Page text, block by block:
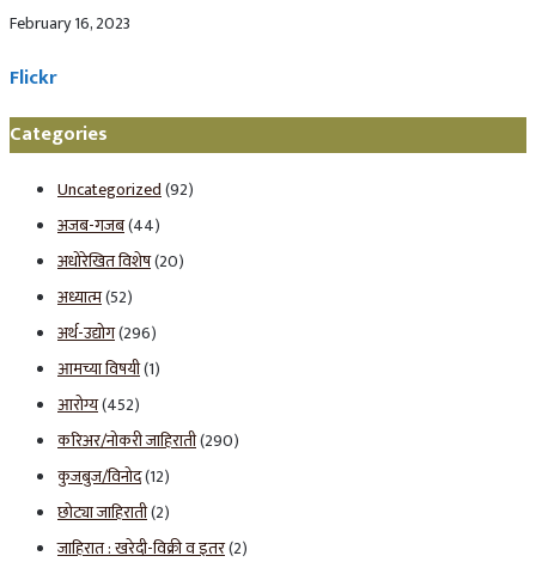
February 16, 2023
Flickr
Categories
Uncategorized(92)
अजब-गजब(44)
अधोरेखित विशेष(20)
अध्यात्म(52)
अर्थ-उद्योग(296)
आमच्या विषयी(1)
आरोग्य(452)
करिअर/नोकरी जाहिराती(290)
कुजबुज/विनोद(12)
छोट्या जाहिराती(2)
जाहिरात : खरेदी-विक्री व इतर(2)